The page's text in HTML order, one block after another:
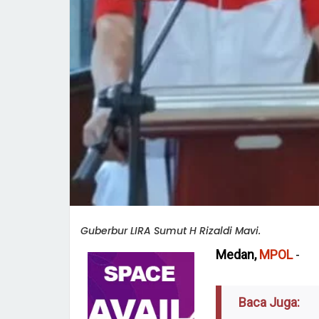
Guberbur LIRA Sumut H Rizaldi Mavi.
Medan, MPOL-
Baca Juga: